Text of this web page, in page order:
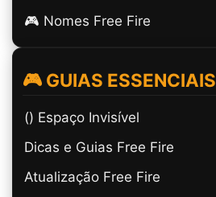
🎮 Nomes Free Fire
🎮 GUIAS ESSENCIAIS
(ㅤ) Espaço Invisível
Dicas e Guias Free Fire
Atualização Free Fire